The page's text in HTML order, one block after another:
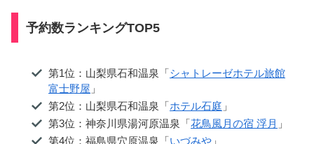
予約数ランキングTOP5
第1位：山梨県石和温泉「シャトレーゼホテル旅館
富士野屋 」
第2位：山梨県石和温泉「ホテル石庭 」
第3位：神奈川県湯河原温泉「花鳥風月の宿 浮月 」
第4位：福島県穴原温泉「いづみや 」